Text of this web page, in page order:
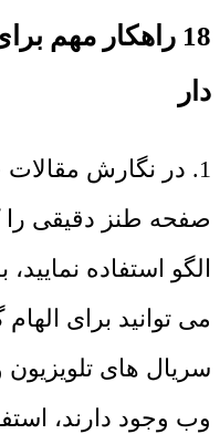
18 راهکار مهم
دار
1. در نگارش
صفحه طنز دقیقی را
الگو استفاده
می توانید برای
سریال های
وب وجود دارند،